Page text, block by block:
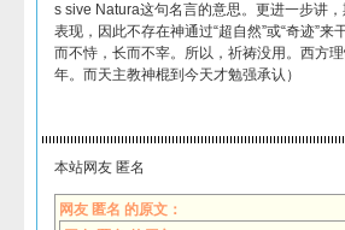
s sive Natura这句名言的意思。更进一步讲
表现，因此不存在神通过“超自然”或“奇迹”
而不恃，长而不宰。所以，祈祷没用。西方
年。而天主教神棍到今天才勉强承认）
本站网友 匿名
网友 匿名 的原文：